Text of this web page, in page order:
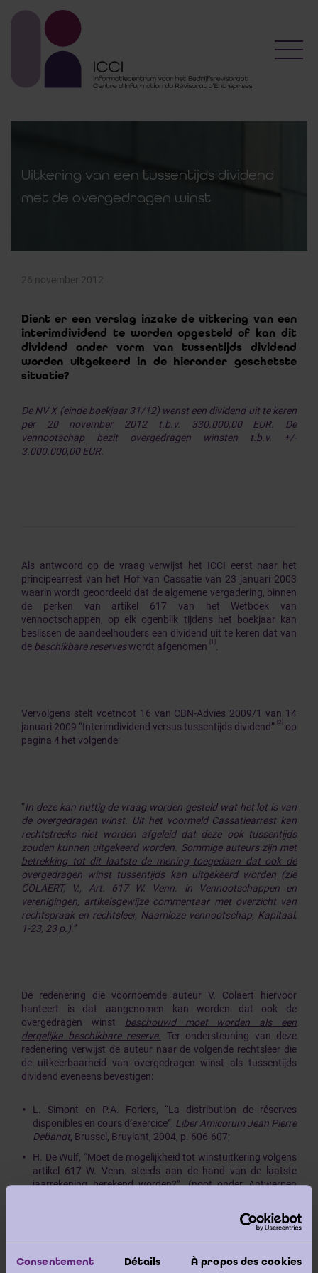
Consentement Détails À propos des cookies
Uitkering van een tussentijds dividend
met de overgedragen winst
26 november 2012
Dient er een verslag inzake de uitkering van een
interimdividend te worden opgesteld of kan dit
dividend onder vorm van tussentijds dividend
worden uitgekeerd in de hieronder geschetste
situatie?
De NV X (einde boekjaar 31/12) wenst een dividend uit te keren
per 20 november 2012 t.b.v. 330.000,00 EUR. De
vennootschap bezit overgedragen winsten t.b.v. +/-
3.000.000,00 EUR.
Als antwoord op de vraag verwijst het ICCI eerst naar het
principearrest van het Hof van Cassatie van 23 januari 2003
waarin wordt geoordeeld dat de algemene vergadering, binnen
de perken van artikel 617 van het Wetboek van
vennootschappen, op elk ogenblik tijdens het boekjaar kan
beslissen de aandeelhouders een dividend uit te keren dat van
de beschikbare reserveswordt afgenomen
Vervolgens stelt voetnoot 16 van CBN-Advies 2009/1 van 14
januari 2009 “Interimdividend versus tussentijds dividend”
[2]
op
pagina 4 het volgende:
“In deze kan nuttig de vraag worden gesteld wat het lot is van
de overgedragen winst. Uit het voormeld Cassatiearrest kan
rechtstreeks niet worden afgeleid dat deze ook tussentijds
zouden kunnen uitgekeerd worden. Sommige auteurs zijn met
betrekking tot dit laatste de mening toegedaan dat ook de
overgedragen winst tussentijds kan uitgekeerd worden(zie
COLAERT, V., Art. 617 W. Venn. in Vennootschappen en
verenigingen, artikelsgewijze commentaar met overzicht van
rechtspraak en rechtsleer, Naamloze vennootschap, Kapitaal,
1-23, 23 p.). ”
De redenering die voornoemde auteur V. Colaert hiervoor
hanteert is dat aangenomen kan worden dat ook de
overgedragen winst beschouwd moet worden als een
dergelijke beschikbare reserve.
Ter ondersteuning van deze
redenering verwijst de auteur naar de volgende rechtsleer die
de uitkeerbaarheid van overgedragen winst als tussentijds
dividend eveneens bevestigen:
L. Simont en P.A. Foriers, “La distribution de réserves
disponibles en cours d’exercice”, Liber Amicorum Jean Pierre
Debandt, Brussel, Bruylant, 2004, p. 606-607;
H. De Wulf, “Moet de mogelijkheid tot winstuitkering volgens
artikel 617 W. Venn. steeds aan de hand van de laatste
jaarrekening berekend worden?”, (noot onder Antwerpen
. 1957, I, 634 (twee arresten);
D. Heenen, “L’arrêt de la Cour de cassation du 23 janvier
Cass. 23 januari 2003),T.B.H.
2003, p. 843, nr. 6; en